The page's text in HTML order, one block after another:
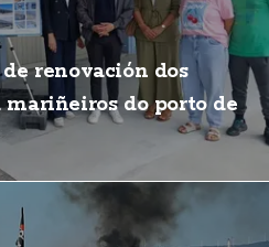
renovación dos
do porto de